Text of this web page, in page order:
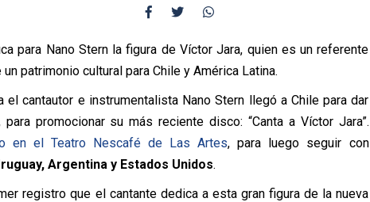
para Nano Stern la figura de Víctor Jara, quien es un referente
patrimonio cultural para Chile y América Latina.
cantautor e instrumentalista Nano Stern llegó a Chile para dar
promocionar su más reciente disco: “Canta a Víctor Jara”.
en el Teatro Nescafé de Las Artes, para luego seguir con
Argentina y Estados Unidos.
registro que el cantante dedica a esta gran figura de la nueva